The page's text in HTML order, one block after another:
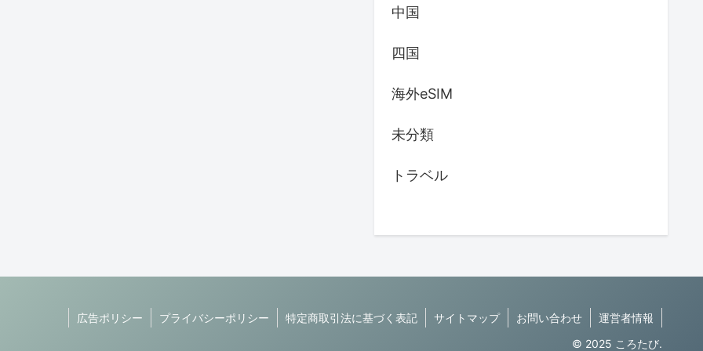
中国
四国
海外eSIM
未分類
トラベル
広告ポリシー プライバシーポリシー 特定商取引法に基づく表記 サイトマップ お問い合わせ
運営者情報
© 2025 ころたび.